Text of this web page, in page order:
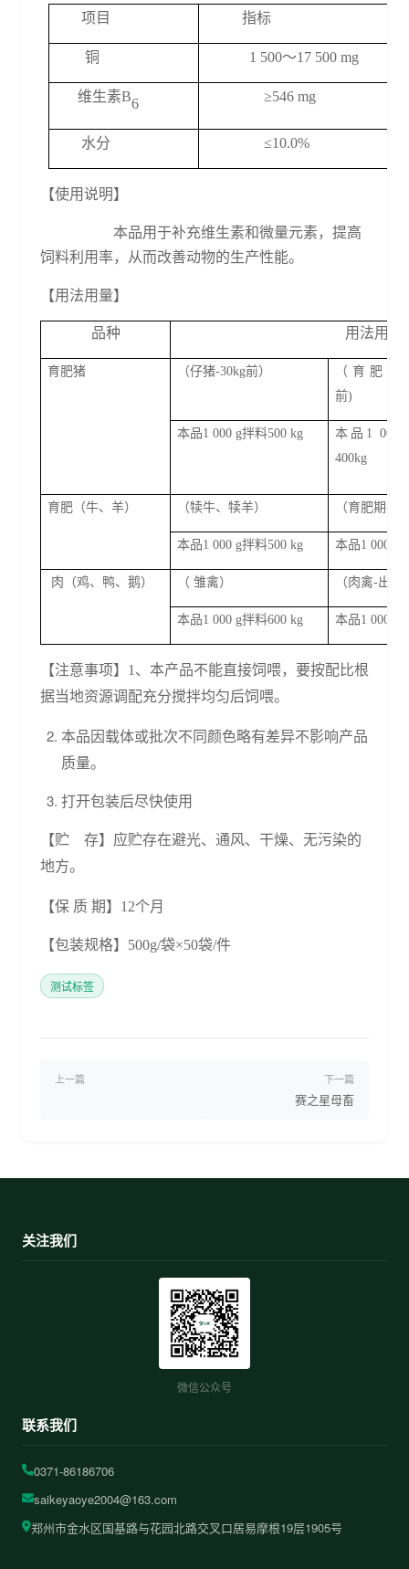
项目 指标
铜 1 500～17 500 mg
维生素B6 ≥546 mg
水分 ≤10.0%
【使用说明】
本品用于补充维生素和微量元素，提高
饲料利用率，从而改善动物的生产性能。
【用法用量】
品种 用法用量
育肥猪 （仔猪-30kg前） （育肥
前)
本品1 000 g拌料500 kg 本品 1 000
400kg
育肥（牛、羊） （犊牛、犊羊） （育肥期-出
本品1 000 g拌料500 kg 本品1 000g
肉（鸡、鸭、鹅） （ 雏禽） （肉禽-出栏
本品1 000 g拌料600 kg 本品1 000g
【注意事项】 1、本产品不能直接饲喂，要按配比根
据当地资源调配充分搅拌均匀后饲 喂。
本品因载体或批次不同颜色略有差异不影响产品
质量。
打开包装后尽快使用
【贮 存】 应贮存在避光、通风、干燥、无污染的
地方。
【保 质 期】 12个月
【包装规格】 500g/袋×50袋/件
测试标签
上一篇 下一篇
赛之星母畜
关注我们
微信公众号
联系我们
0371-86186706
saikeyaoye2004@163.com
郑州市金水区国基路与花园北路交叉口居易摩根19层1905号